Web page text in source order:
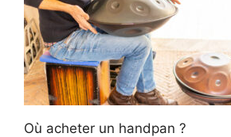
Où acheter un handpan ?